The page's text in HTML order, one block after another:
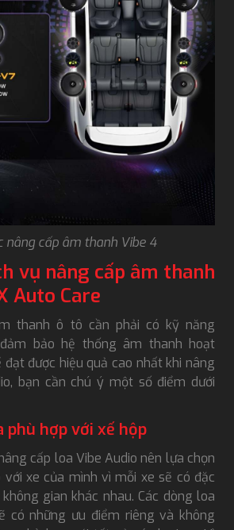
nâng cấp âm thanh Vibe 4
vụ nâng cấp âm thanh
Auto Care
thanh ô tô cần phải có kỹ năng
bảo hệ thống âm thanh hoạt
đạt được hiệu quả cao nhất khi nâng
bạn cần chú ý một số điểm dưới
phù hợp với xế hộp
cấp loa Vibe Audio nên lựa chọn
xe của mình vì mỗi xe sẽ có đặc
gian khác nhau. Các dòng loa
có những ưu điểm riêng và không